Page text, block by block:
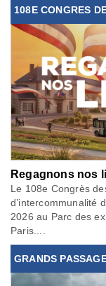
108E CONGRES
Regagnons nos
Le 108e Congrès
d’intercommunalité
2026 au Parc des
Paris....
GRANDS